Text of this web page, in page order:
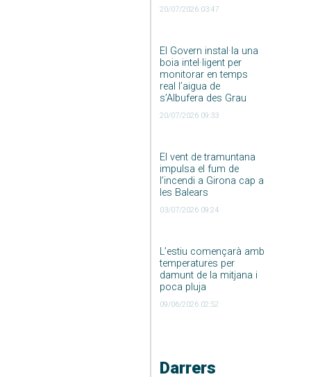
20/07/2026 03:47
El Govern instal·la una
boia intel·ligent per
monitorar en temps
real l’aigua de
s’Albufera des Grau
20/07/2026 09:33
El vent de tramuntana
impulsa el fum de
l’incendi a Girona cap a
les Balears
03/07/2026 09:24
L’estiu començarà amb
temperatures per
damunt de la mitjana i
poca pluja
09/06/2026 02:52
Darrers